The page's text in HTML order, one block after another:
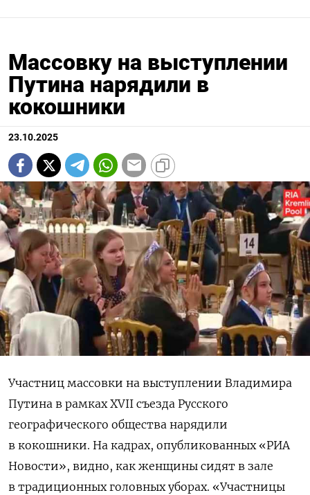
Массовку на выступлении
Путина нарядили в
кокошники
23.10.2025
Участниц массовки на выступлении Владимира
Путина в рамках XVII съезда Русского
географического общества нарядили
в кокошники. На кадрах, опубликованных «РИА
Новости», видно, как женщины сидят в зале
в традиционных головных уборах. «Участницы